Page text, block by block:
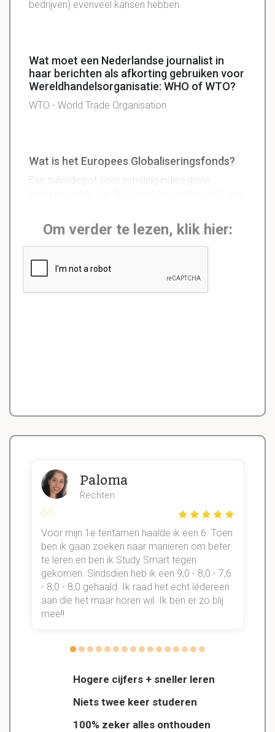
bedrijven) evenveel kansen hebben.
Wat moet een Nederlandse journalist in
haar berichten als afkorting gebruiken voor
Wereldhandelsorganisatie: WHO of WTO?
WTO - World Trade Organisation
Wat is het Europees Globaliseringsfonds?
Een subsidiepot voor scholing indien grote
Om verder te lezen, klik hier:
Hogere cijfers + sneller leren
Niets twee keer studeren
100% zeker alles onthouden
Paloma
Rechten
Voor mijn 1e tentamen haalde ik een 6. Toen
ben ik gaan zoeken naar manieren om beter
te leren en ben ik Study Smart tegen
gekomen. Sindsdien heb ik een 9,0 - 8,0 - 7,6
- 8,0 - 8,0 gehaald. Ik raad het echt íédereen
aan die het maar horen wil. Ik ben er zo blij
mee!!